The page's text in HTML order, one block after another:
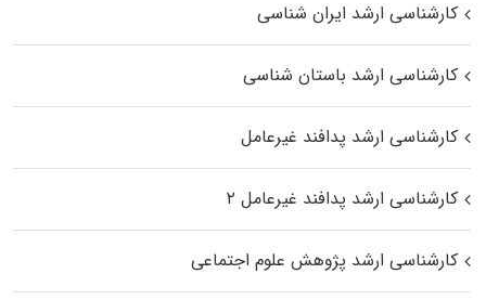
کارشناسی ارشد ایران شناسی
کارشناسی ارشد باستان شناسی
کارشناسی ارشد پدافند غیرعامل
کارشناسی ارشد پدافند غیرعامل ۲
کارشناسی ارشد پژوهش علوم اجتماعی